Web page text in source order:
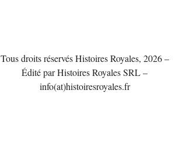
Tous droits réservés Histoires Royales, 2026 –
Édité par Histoires Royales SRL –
info(at)histoiresroyales.fr